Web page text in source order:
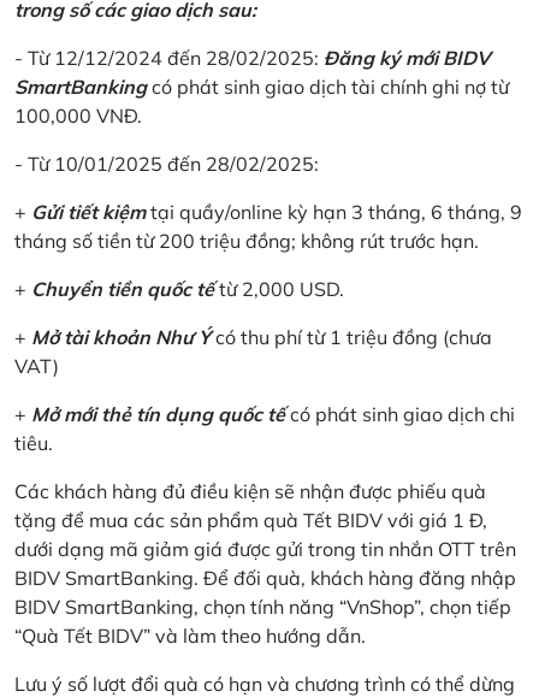
trong số các giao dịch sau:
- Từ 12/12/2024 đến 28/02/2025: Đăng ký mới BIDV
SmartBankingcó phát sinh giao dịch tài chính ghi nợ từ
100,000 VNĐ.
- Từ 10/01/2025 đến 28/02/2025:
+ Gửi tiết kiệmtại quầy/online kỳ hạn 3 tháng, 6 tháng, 9
tháng số tiền từ 200 triệu đồng; không rút trước hạn.
+ Chuyển tiền quốc tếtừ 2,000 USD.
+ Mở tài khoản Như Ýcó thu phí từ 1 triệu đồng (chưa
VAT)
+ Mở mới thẻ tín dụng quốc tếcó phát sinh giao dịch chi
tiêu.
Các khách hàng đủ điều kiện sẽ nhận được phiếu quà
tặng để mua các sản phẩm quà Tết BIDV với giá 1 Đ,
dưới dạng mã giảm giá được gửi trong tin nhắn OTT trên
BIDV SmartBanking. Để đối quà, khách hàng đăng nhập
BIDV SmartBanking, chọn tính năng “VnShop”, chọn tiếp
“Quà Tết BIDV” và làm theo hướng dẫn.
Lưu ý số lượt đổi quà có hạn và chương trình có thể dừng